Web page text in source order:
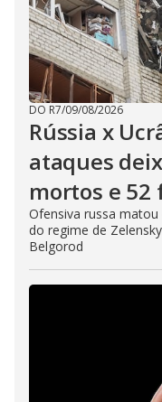
DO R7/09/08/2026
Rússia x
ataques
mortos e 52
Ofensiva russa
do regime de
Belgorod